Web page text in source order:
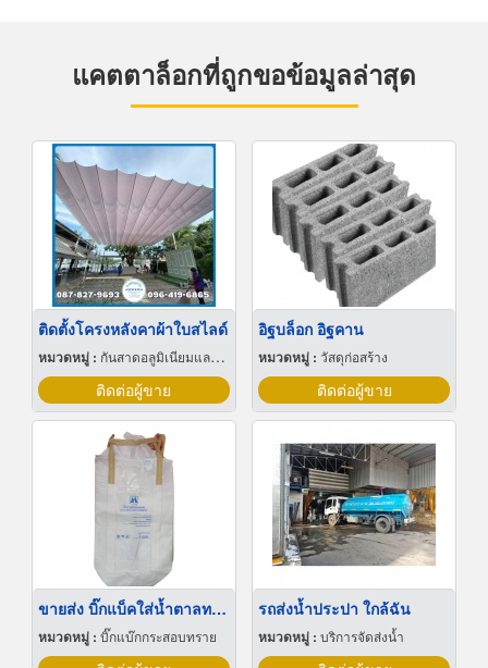
แคตตาล็อกที่ถูกขอข้อมูลล่าสุด
ติดตั้งโครงหลังคาผ้าใบสไลด์
หมวดหมู่ : กันสาดอลูมิเนียมและผ้าใบ
ติดต่อผู้ขาย
อิฐบล็อก อิฐคาน
หมวดหมู่ : วัสดุก่อสร้าง
ติดต่อผู้ขาย
ขายส่ง บิ๊กแบ็คใส่น้ำตาลทราย สมุทรปราการ
หมวดหมู่ : บิ๊กแบ๊กกระสอบทราย
รถส่งน้ำประปา ใกล้ฉัน
หมวดหมู่ : บริการจัดส่งน้ำ